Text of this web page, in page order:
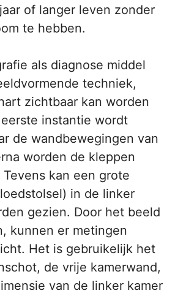
of langer leven zonder
te hebben.
als diagnose middel
techniek,
zichtbaar kan worden
instantie wordt
de wandbewegingen van
worden de kleppen
kan een grote
in de linker
gezien. Door het beeld
kunnen er metingen
Het is gebruikelijk het
de vrije kamerwand,
van de linker kamer